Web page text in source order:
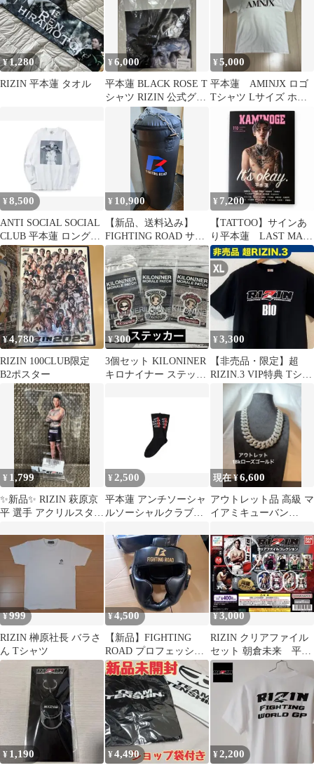
¥1,280
RIZIN 平本蓮 タオル
¥6,000
平本蓮 BLACK ROSE T
シャツ RIZIN 公式グッ
¥5,000
平本蓮 AMINJX ロゴ
Tシャツ Lサイズ ホワ
イト
¥8,500
ANTI SOCIAL SOCIAL
CLUB 平本蓮 ロングT
シャツ 白 L
¥ 10,900
【新品、送料込み】
FIGHTING ROAD サン
ドバッグ 本体
¥ 7,200
【TATTOO】サインあ
り平本蓮 LAST MAN
STANDING 未使用
¥4,780
RIZIN 100CLUB限定
B2ポスター
¥300
3個セット KILONINER
キロナイナー ステッカ
¥3,300
【非売品・限定】超
RIZIN.3 VIP特典 Tシャ
ツ BiOコラボ 黒 XL
¥ 1,799
✨新品✨ RIZIN 萩原京
平 選手 アクリルスタン
¥ 2,500
平本蓮 アンチソーシャ
ルソーシャルクラブ
ブラック
現在 ¥6,600
アウトレット品 高級 マ
イアミキューバン
麻
¥999
RIZIN 榊原社長 バラさ
ん Tシャツ
¥4,500
【新品】FIGHTING
ROAD プロフェッショ
ナルヘッドギア
¥3,000
RIZIN クリアファイル
セット 朝倉未来 平本
蓮
¥ 1,190 ¥4,490 ¥2,200